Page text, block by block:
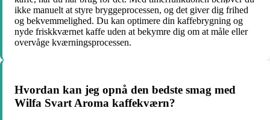
ikke manuelt at styre bryggeprocessen, og det giver dig frihed
og bekvemmelighed. Du kan optimere din kaffebrygning og
nyde friskkværnet kaffe uden at bekymre dig om at måle eller
overvåge kværningsprocessen.
Hvordan kan jeg opnå den bedste smag med
Wilfa Svart Aroma kaffekværn?